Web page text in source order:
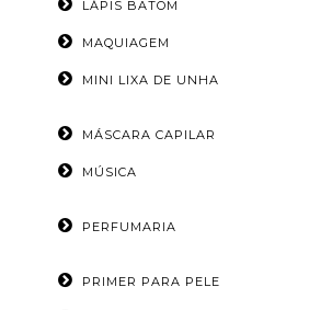
LÁPIS BATOM
MAQUIAGEM
MINI LIXA DE UNHA
MÁSCARA CAPILAR
MÚSICA
PERFUMARIA
PRIMER PARA PELE